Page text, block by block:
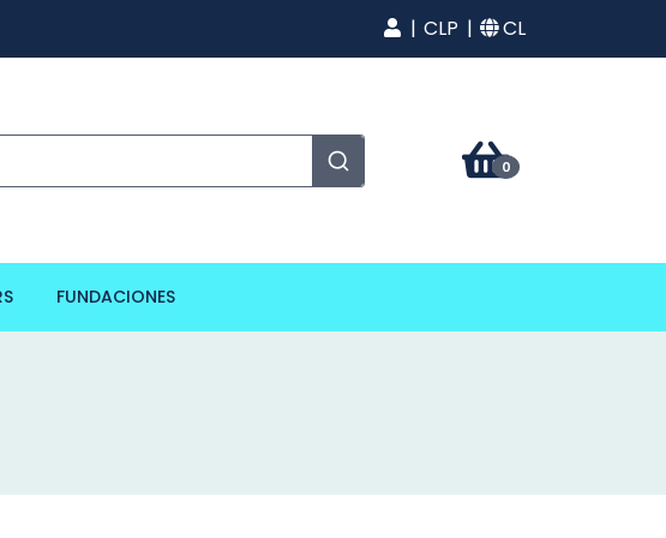
CLP CL
0
FUNDACIONES